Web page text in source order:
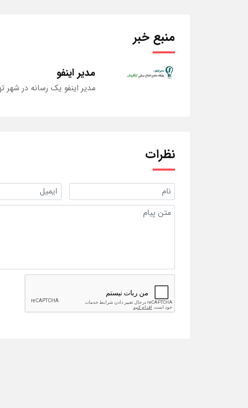
منبع خبر
مدیر اینفو
مدیر اینفو یک رسانه در شهر
نظرات